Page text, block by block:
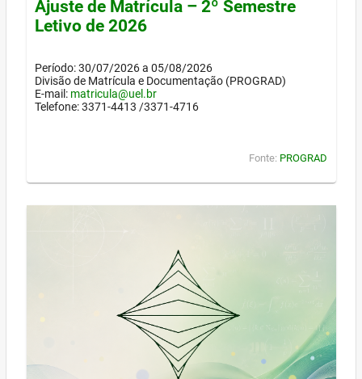
Ajuste de Matrícula – 2º Semestre
Letivo de 2026
Período: 30/07/2026 a 05/08/2026
Divisão de Matrícula e Documentação (PROGRAD)
E-mail: matricula@uel.br
Telefone: 3371-4413 /3371-4716
Fonte: PROGRAD